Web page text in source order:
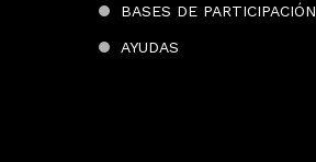
BASES DE PARTICIPACIÓN
AYUDAS